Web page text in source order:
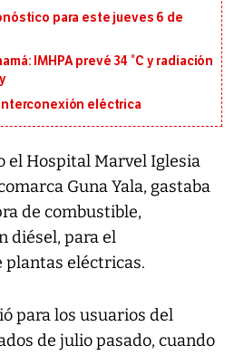
para este jueves 6 de
IMHPA prevé 34 °C y radiación
eléctrica
el Hospital Marvel Iglesia
Guna Yala, gastaba
de combustible,
diésel, para el
eléctricas.
para los usuarios del
de julio pasado, cuando